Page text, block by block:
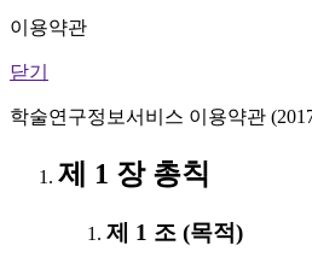
이용약관
닫기
학술연구정보서비스 이용약관
제 1 장 총칙
제 1 조 (목적)